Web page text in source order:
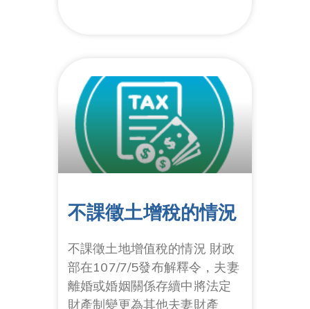
不課徵土增稅的情況
不課徵土地增值稅的情況 財政
部在107/7/5發布解釋令，夫妻
離婚或婚姻關係存續中將法定
財產制變更為其他夫妻財產